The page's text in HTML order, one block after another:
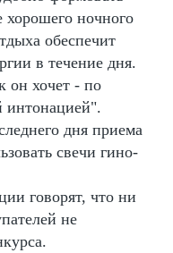
ночного
обеспечит
в течение дня.
он хочет - по
интонацией".
дня приема
свечи гино-
говорят, что ни
не